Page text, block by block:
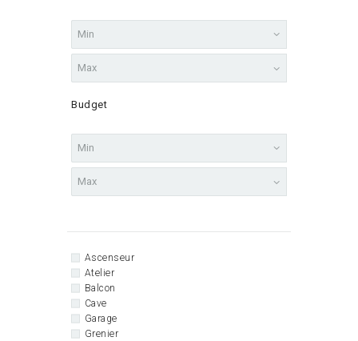
Budget
Ascenseur
Atelier
Balcon
Cave
Garage
Grenier